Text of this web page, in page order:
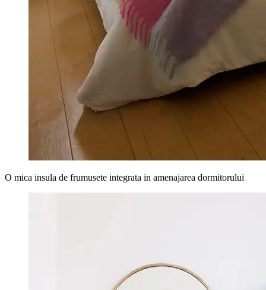
O mica insula de frumusete integrata in amenajarea dormitorului